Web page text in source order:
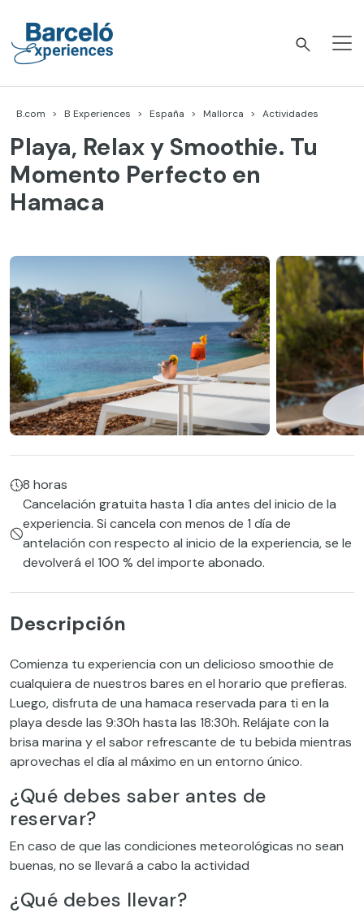
content
B.com B Experiences España Mallorca Actividades
Playa, Relax y Smoothie. Tu
Momento Perfecto en
Hamaca
8 horas
Cancelación gratuita hasta 1 día antes del inicio de la
experiencia. Si cancela con menos de 1 día de
antelación con respecto al inicio de la experiencia, se le
devolverá el 100 % del importe abonado.
Descripción
Comienza tu experiencia con un delicioso smoothie de
cualquiera de nuestros bares en el horario que prefieras.
Luego, disfruta de una hamaca reservada para ti en la
playa desde las 9:30h hasta las 18:30h. Relájate con la
brisa marina y el sabor refrescante de tu bebida mientras
aprovechas el día al máximo en un entorno único.
¿Qué debes saber antes de
reservar?
En caso de que las condiciones meteorológicas no sean
buenas, no se llevará a cabo la actividad
¿Qué debes llevar?